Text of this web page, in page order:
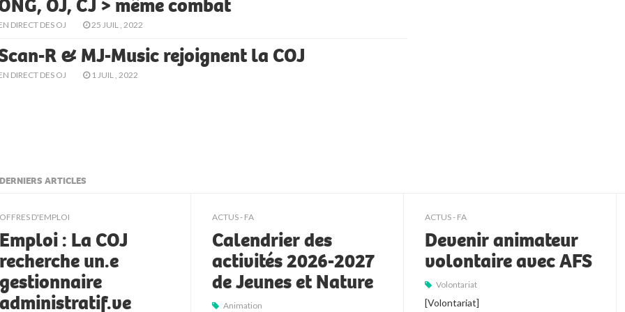
OJ, CJ > même combat
DIRECT DES OJ 25 JUIL , 2022
R & MJ-Music rejoignent la COJ
DIRECT DES OJ 1 JUIL , 2022
DERNIERS ARTICLES
OFFRES D'EMPLOI
Emploi : La COJ
recherche un.e
gestionnaire
administratif.ve
ACTUS - FA
Calendrier des
activités 2026-2027
de Jeunes et Nature
Animation
ACTUS - FA
Devenir animateur
volontaire avec AFS
Volontariat
[Volontariat]